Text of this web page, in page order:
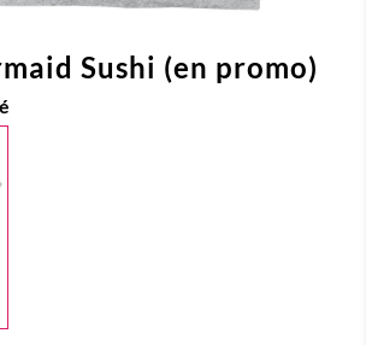
Sushi (en promo)